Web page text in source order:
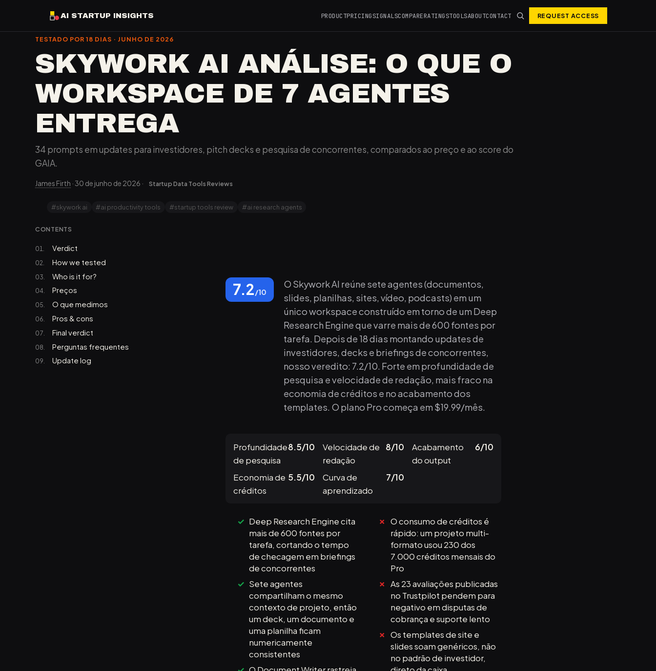
TESTADO POR 18 DIAS · JUNHO DE 2026
SKYWORK AI ANÁLISE: O QUE O
WORKSPACE DE 7 AGENTES
ENTREGA
34 prompts em updates para investidores, pitch decks e pesquisa de concorrentes, comparados ao preço e ao score do
GAIA.
James Firth ·30 de junho de 2026 · Startup Data Tools Reviews
#skywork ai #ai productivity tools #startup tools review #ai research agents
CONTENTS
Verdict
How we tested
Who is it for?
Preços
O que medimos
Pros & cons
Final verdict
Perguntas frequentes
Update log
7.2/10
O Skywork AI reúne sete agentes (documentos,
slides, planilhas, sites, vídeo, podcasts) em um
único workspace construído em torno de um Deep
Research Engine que varre mais de 600 fontes por
tarefa. Depois de 18 dias montando updates de
investidores, decks e briefings de concorrentes,
nosso veredito: 7.2/10. Forte em profundidade de
pesquisa e velocidade de redação, mais fraco na
economia de créditos e no acabamento dos
templates. O plano Pro começa em $19.99/mês.
Profundidade
de pesquisa
8.5/10
Velocidade de
redação
8/10
Acabamento
do output
6/10
Economia de
créditos
5.5/10
Curva de
aprendizado
7/10
Deep Research Engine cita
mais de 600 fontes por
tarefa, cortando o tempo
de checagem em briefings
de concorrentes
Sete agentes
compartilham o mesmo
contexto de projeto, então
um deck, um documento e
uma planilha ficam
numericamente
consistentes
O consumo de créditos é
rápido: um projeto multi-
formato usou 230 dos
7.000 créditos mensais do
Pro
As 23 avaliações publicadas
no Trustpilot pendem para
negativo em disputas de
cobrança e suporte lento
Os templates de site e
slides soam genéricos, não
no padrão de investidor,
AI STARTUP INSIGHTS PRODUCTPRICINGSIGNALSCOMPARERATINGSTOOLSABOUTCONTACT REQUEST ACCESS